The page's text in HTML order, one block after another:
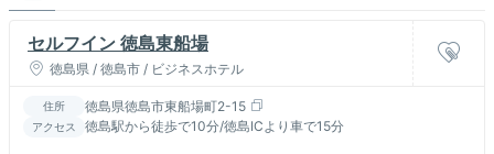
セルフイン 徳島東船場
徳島県 / 徳島市 / ビジネスホテル
住所 徳島県徳島市東船場町2-15
アクセス 徳島駅から徒歩で10分/徳島ICより車で15分